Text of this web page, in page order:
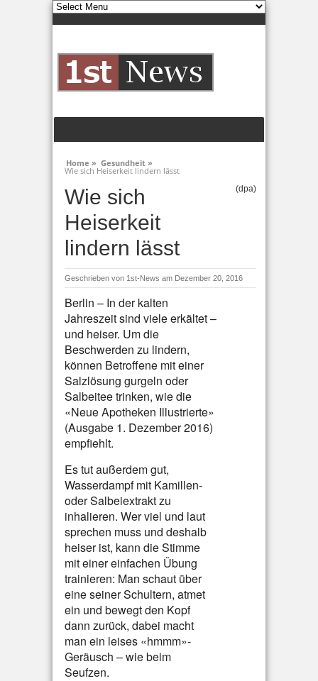
Home » Gesundheit »
Wie sich Heiserkeit lindern lässt
Wie sich
Heiserkeit
lindern lässt
(dpa)
Geschrieben von 1st-News am Dezember 20, 2016
Berlin – In der kalten
Jahreszeit sind viele erkältet –
und heiser. Um die
Beschwerden zu lindern,
können Betroffene mit einer
Salzlösung gurgeln oder
Salbeitee trinken, wie die
«Neue Apotheken Illustrierte»
(Ausgabe 1. Dezember 2016)
empfiehlt.
Es tut außerdem gut,
Wasserdampf mit Kamillen-
oder Salbeiextrakt zu
inhalieren. Wer viel und laut
sprechen muss und deshalb
heiser ist, kann die Stimme
mit einer einfachen Übung
trainieren: Man schaut über
eine seiner Schultern, atmet
ein und bewegt den Kopf
dann zurück, dabei macht
man ein leises «hmmm»-
Geräusch – wie beim
Seufzen.